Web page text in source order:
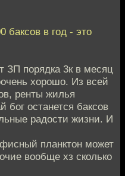
баксов в год - это
ЗП порядка 3к в месяц
хорошо. Из всей
ренты жилья
бог останется баксов
радости жизни. И
планктон может
вообще хз сколько